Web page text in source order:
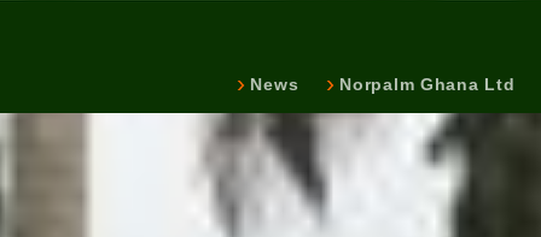
News Norpalm Ghana Ltd